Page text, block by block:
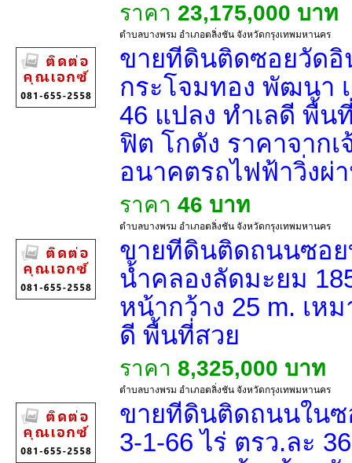
ราคา 23,175,000 บาท
ตำบลบางพรม อำเภอตลิ่งชัน จังหวัดกรุงเทพมหานคร
ขายที่ดินติดซอยวัดอิ
กระโจมทอง พัฒนา
46 แปลง ทำเลดี พื้น
ฟิต โกดัง ราคาจากเ
อนาคตรถไฟฟ้าวิ่งผ่
ราคา 46 บาท
ตำบลบางพรม อำเภอตลิ่งชัน จังหวัดกรุงเทพมหานคร
ขายที่ดินติดถนนซอย
น้ำคลองลัดมะยม
หน้ากว้าง 25 m. เห
ดี พื้นที่สวย
ราคา 8,325,000 บาท
ตำบลบางพรม อำเภอตลิ่งชัน จังหวัดกรุงเทพมหานคร
ขายที่ดินติดถนนในซ
3-1-66 ไร่ ตรว.ละ